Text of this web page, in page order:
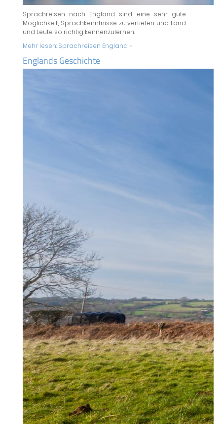
Sprachreisen nach England sind eine sehr gute
Möglichkeit, Sprachkenntnisse zu vertiefen und Land
und Leute so richtig kennenzulernen.
Mehr lesen: Sprachreisen England »
Englands Geschichte